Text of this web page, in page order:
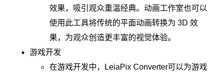
效果，吸引观众重温经典。动画工作室也可以
使用此工具将传统的平面动画转换为 3D 效
果，为观众创造更丰富的视觉体验。
游戏开发
在游戏开发中，LeiaPix Converter可以为游戏